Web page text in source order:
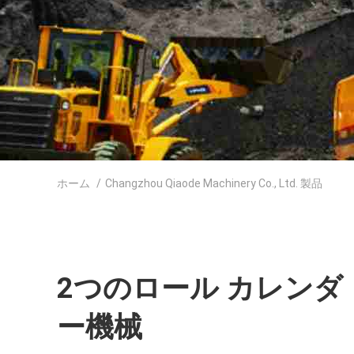
ホーム / Changzhou Qiaode Machinery Co., Ltd. 製品
2つのロール カレンダ
ー機械